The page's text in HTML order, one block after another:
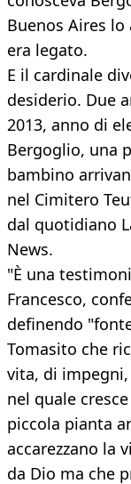
Buenos Aires
era legato.
E il cardinale
desiderio. Due
2013, anno di
Bergoglio, una
bambino
nel Cimitero
dal quotidiano
News.
"È una
Francesco,
definendo
Tomasito che
vita, di
nel quale
piccola pianta
accarezzano la
da Dio ma che